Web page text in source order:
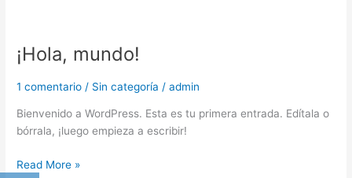
¡Hola, mundo!
1 comentario / Sin categoría /admin
Bienvenido a WordPress. Esta es tu primera entrada. Edítala o
bórrala, ¡luego empieza a escribir!
¡Hola,
mundo!
Read More »